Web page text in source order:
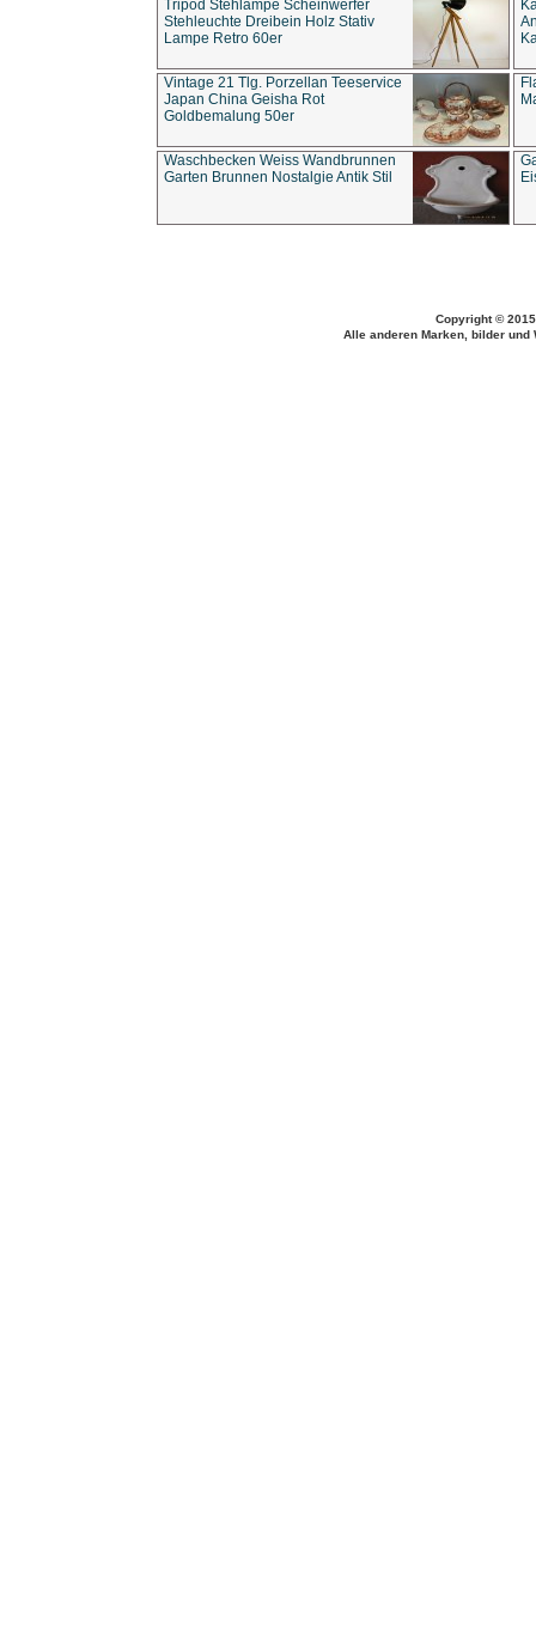
Tripod Stehlampe Scheinwerfer
Stehleuchte Dreibein Holz Stativ
Lampe Retro 60er
Vintage 21 Tlg. Porzellan Teeservice
Japan China Geisha Rot
Goldbemalung 50er
Waschbecken Weiss Wandbrunnen
Garten Brunnen Nostalgie Antik Stil
Copyright ©
Alle anderen Marken, bilder und